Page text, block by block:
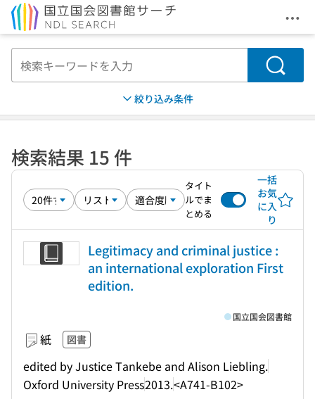
メ
検索
絞り込み条件
検索結果 15 件
タイト
ルでま
とめる
一括
お気
に入
り
Legitimacy and criminal justice :
an international exploration First
edition.
紙 図書
edited by Justice Tankebe and Alison Liebling.
Oxford University Press2013.<A741-B102>
国立国会図書館